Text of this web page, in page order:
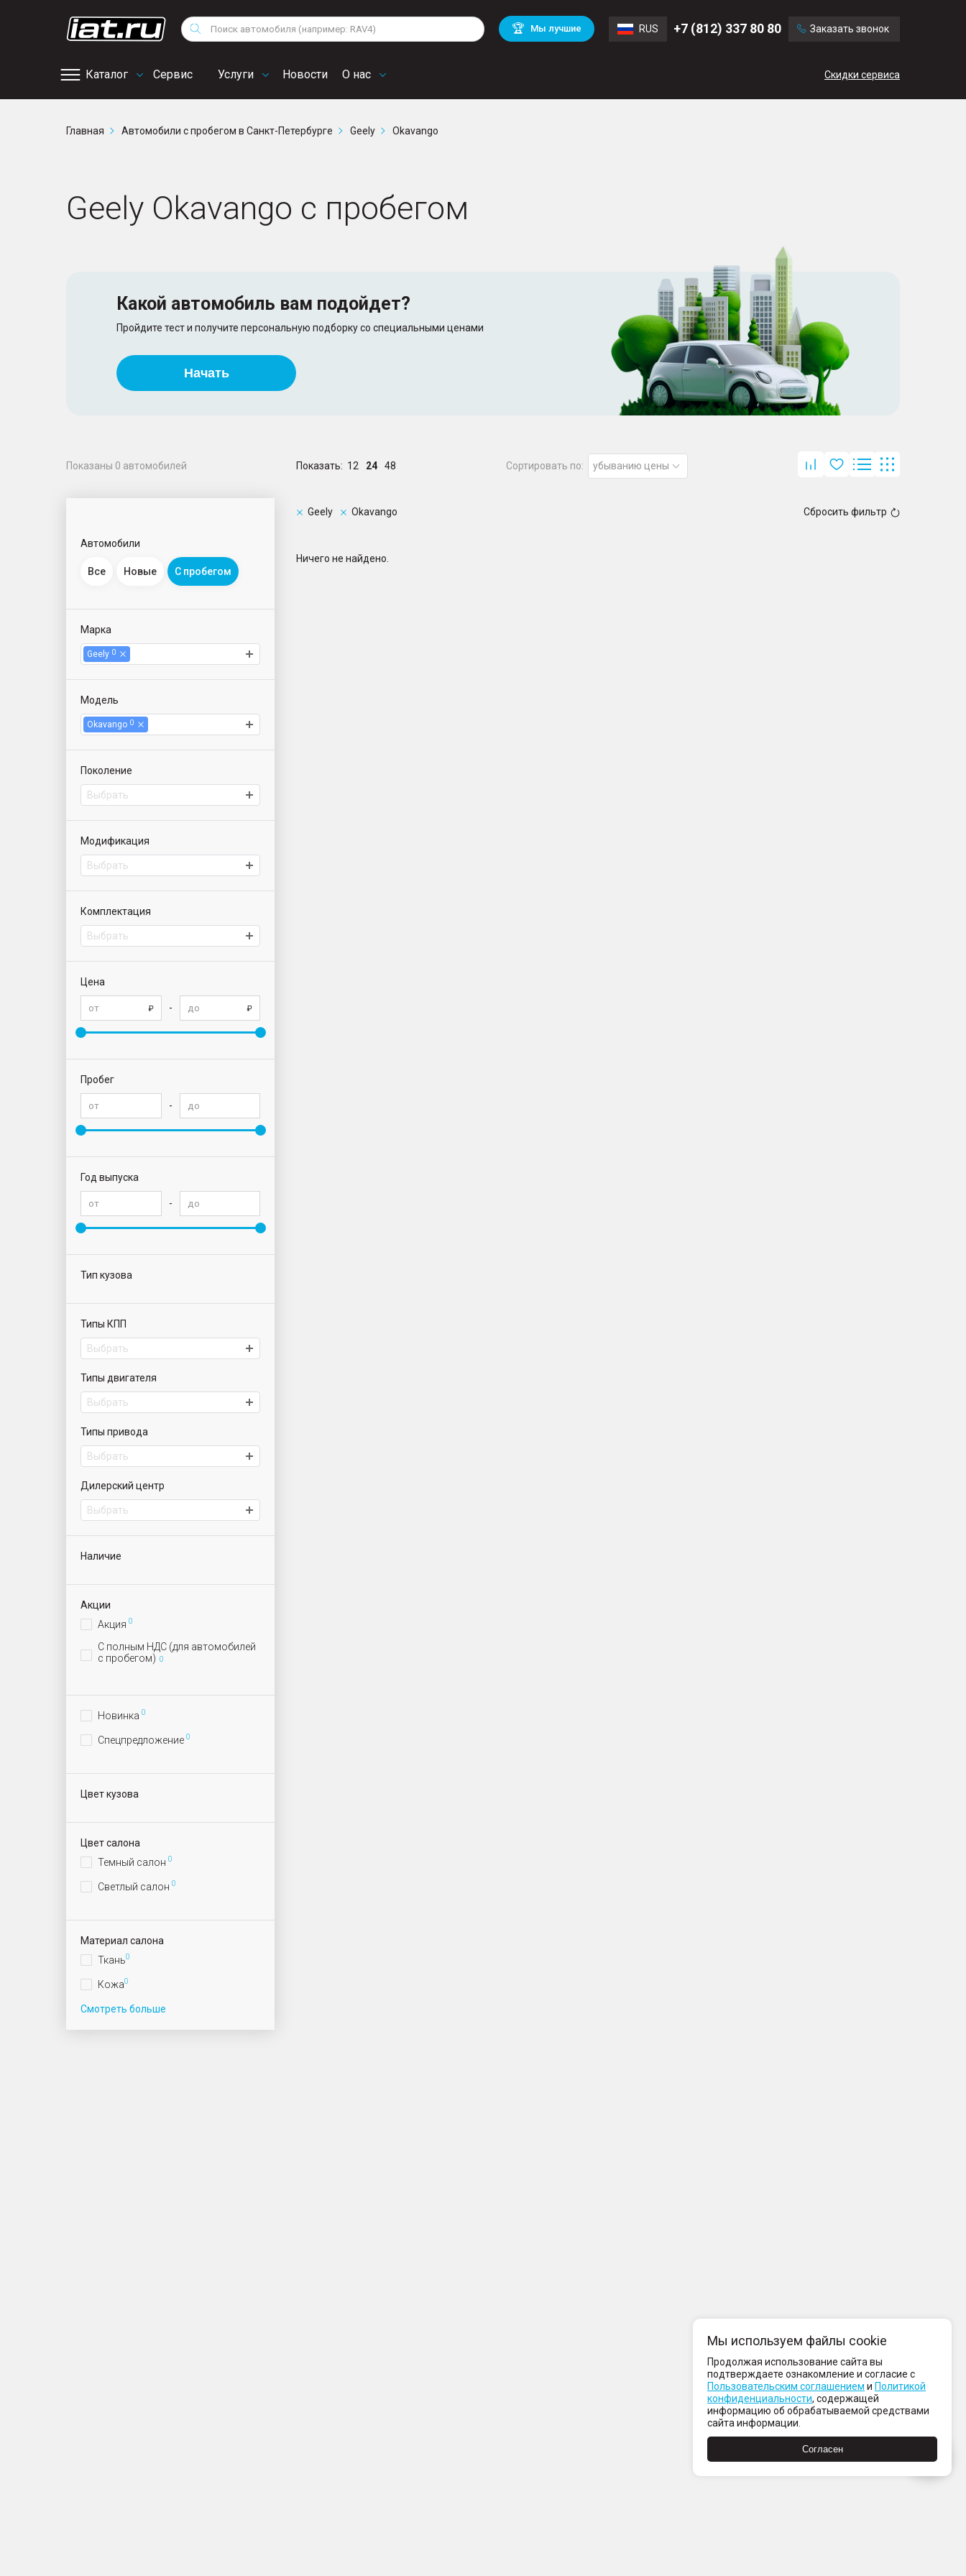
Поиск 🏆 Мы лучшие RUS +7 (812) 337 80 80 Заказать звонок
Каталог Сервис
сервис
Услуги Новости О нас Скидки сервиса
Снегоходы
Квадроциклы
Volkswagen
Mitsubishi BMW
Audi
Chevrolet Volvo
Главная Автомобили с пробегом в Санкт-Петербурге Geely Okavango
Geely Okavango с пробегом
Какой автомобиль вам подойдет?
Пройдите тест и получите персональную подборку со специальными ценами
Начать
Показаны 0 автомобилей
Автомобили
Все Новые С пробегом
Марка
Geely 0
Модель
Okavango 0
Поколение
Выбрать
Модификация
Выбрать
Комплектация
Выбрать
Цена
-
Пробег
-
Год выпуска
-
Тип кузова
Типы КПП
Выбрать
Типы двигателя
Выбрать
Типы привода
Выбрать
Дилерский центр
Выбрать
Наличие
Акции
Акция 0
С полным НДС (для автомобилей
с пробегом) 0
Новинка 0
Спецпредложение 0
Цвет кузова
Цвет салона
Темный салон 0
Светлый салон 0
Материал салона
Ткань0
Кожа0
Смотреть больше
Показать: 12 24 48 Сортировать по: убыванию цены
Geely Okavango Сбросить фильтр
Ничего не найдено.
Мы используем файлы cookie
Продолжая использование сайта вы
подтверждаете ознакомление и согласие с
Пользовательским соглашением и Политикой
конфиденциальности, содержащей
информацию об обрабатываемой средствами
сайта информации.
Согласен